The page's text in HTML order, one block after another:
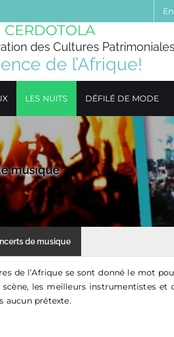
des Cultures
de l’Afrique!
LES NUITS DÉFILÉ DE MODE
musique
de musique
de l’Afrique se sont donné le mot
scène, les meilleurs instrumentistes
aucun prétexte.